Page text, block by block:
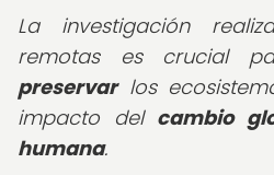
La investigación
remotas es crucial
preservarlos
impacto del cambio
humana.